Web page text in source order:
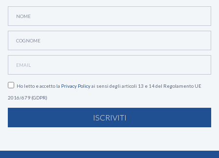
Ho letto e accetto la Privacy Policyai sensi degli articoli 13 e 14 del Regolamento UE
2016/679 (GDPR)
ISCRIVITI